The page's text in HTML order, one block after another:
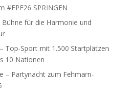
#FPF26 SPRINGEN
Bühne für die Harmonie und
Top-Sport mit 1.500 Startplätzen
10 Nationen
– Partynacht zum Fehmarn-